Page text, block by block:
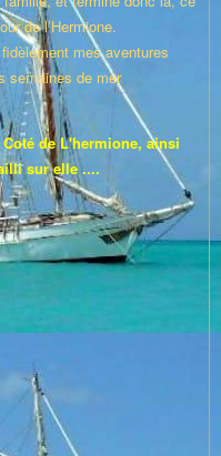
de l’Hermione.
mes aventures
semaines de mer
de L'hermione, ainsi
sur elle ....